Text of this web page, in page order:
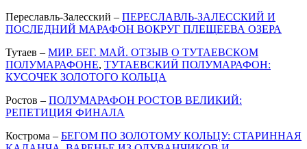
Переславль-Залесский – ПЕРЕСЛАВЛЬ-ЗАЛЕССКИЙ И
ПОСЛЕДНИЙ МАРАФОН ВОКРУГ ПЛЕЩЕЕВА ОЗЕРА
Тутаев – МИР. БЕГ. МАЙ. ОТЗЫВ О ТУТАЕВСКОМ
ПОЛУМАРАФОНЕ, ТУТАЕВСКИЙ ПОЛУМАРАФОН:
КУСОЧЕК ЗОЛОТОГО КОЛЬЦА
Ростов – ПОЛУМАРАФОН РОСТОВ ВЕЛИКИЙ:
РЕПЕТИЦИЯ ФИНАЛА
Кострома – БЕГОМ ПО ЗОЛОТОМУ КОЛЬЦУ: СТАРИННАЯ